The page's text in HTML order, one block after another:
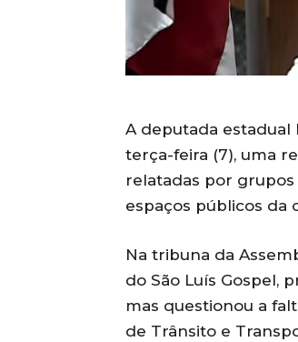
A deputada estadual
terça-feira (7), uma
relatadas por
espaços públicos da
Na tribuna da
do São Luís Gospel,
mas questionou a
de Trânsito e